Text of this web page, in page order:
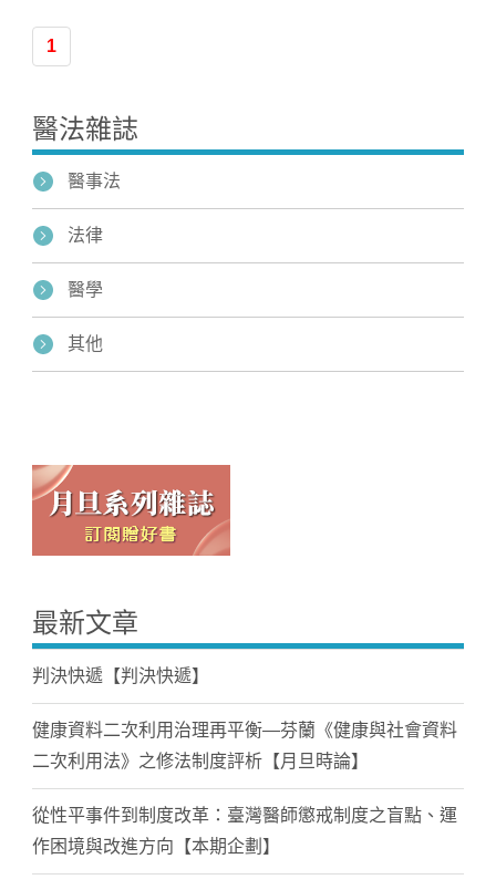
1
醫法雜誌
醫事法
法律
醫學
其他
最新文章
判決快遞【判決快遞】
健康資料二次利用治理再平衡—芬蘭《健康與社會資料
二次利用法》之修法制度評析【月旦時論】
從性平事件到制度改革：臺灣醫師懲戒制度之盲點、運
作困境與改進方向【本期企劃】